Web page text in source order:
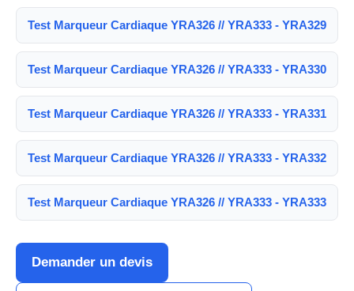
Test Marqueur Cardiaque YRA326 // YRA333 - YRA329
Test Marqueur Cardiaque YRA326 // YRA333 - YRA330
Test Marqueur Cardiaque YRA326 // YRA333 - YRA331
Test Marqueur Cardiaque YRA326 // YRA333 - YRA332
Test Marqueur Cardiaque YRA326 // YRA333 - YRA333
Demander un devis